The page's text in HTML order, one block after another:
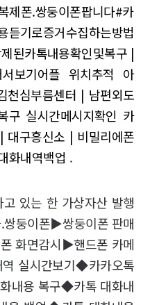
제폰.쌍둥이폰팝니다#카
듣기로증거수집하는방법
된카톡내용확인및복구 |
보기어플 위치추적 아
천심부름센터 | 남편외도
구 실시간메시지확인 카
대구흥신소 | 비밀리에폰
화내역백업 .
있는 한 가상자산 발행
쌍둥이폰▶쌍둥이폰 판매
화면감시▶핸드폰 카메
역 실시간보기◆카카오톡
내용 복구◆카톡 대화내